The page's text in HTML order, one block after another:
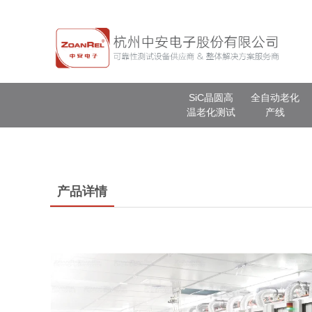
SiC晶圆高
温老化测试
全自动老化
产线
产品详情